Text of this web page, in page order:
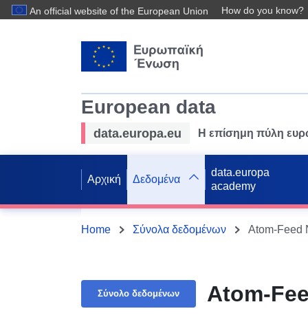
An official website of the European Union How do you know?
European data
data.europa.eu Η επίσημη πύλη
Αρχική Δεδομένα
data.europa
academy
Home Σύνολα δεδομένων Atom-Feed
Σύνολο δεδομένων Atom-